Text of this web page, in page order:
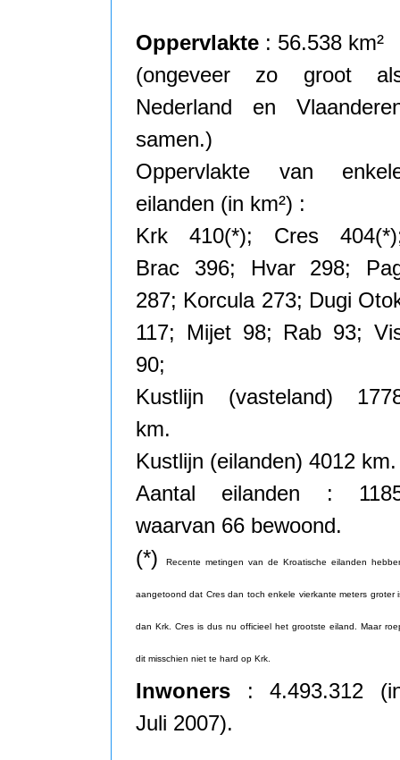
Oppervlakte : 56.538 km²
(ongeveer zo groot
Nederland en
samen.)
Oppervlakte van
eilanden (in km²) :
Krk 410(*); Cres
Brac 396; Hvar 298;
287; Korcula 273; Dugi
117; Mijet 98; Rab 93;
90;
Kustlijn (vasteland)
km.
Kustlijn (eilanden) 4012 km.
Aantal eilanden :
waarvan 66 bewoond.
(*)
Recente metingen van de Kroatische eilanden
aangetoond dat Cres dan toch enkele vierkante meters groter
dan Krk. Cres is dus nu officieel het grootste eiland. Maar
dit misschien niet te hard op Krk.
Inwoners : 4.493.312
Juli 2007).